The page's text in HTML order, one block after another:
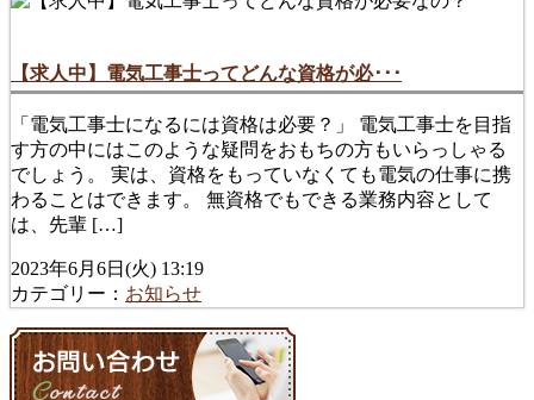
【求人中】電気工事士ってどんな資格が必･･･
「電気工事士になるには資格は必要？」 電気工事士を目指
す方の中にはこのような疑問をおもちの方もいらっしゃる
でしょう。 実は、資格をもっていなくても電気の仕事に携
わることはできます。 無資格でもできる業務内容として
は、先輩 […]
2023年6月6日(火) 13:19
カテゴリー： お知らせ